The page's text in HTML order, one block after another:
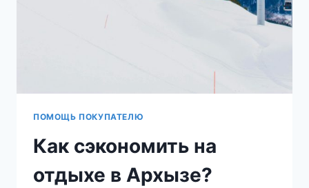
ПОМОЩЬ ПОКУПАТЕЛЮ
Как сэкономить на
отдыхе в Архызе?